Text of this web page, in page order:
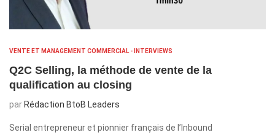
VENTE ET MANAGEMENT COMMERCIAL - INTERVIEWS
Q2C Selling, la méthode de vente de la
qualification au closing
par Rédaction BtoB Leaders
Serial entrepreneur et pionnier français de l’Inbound